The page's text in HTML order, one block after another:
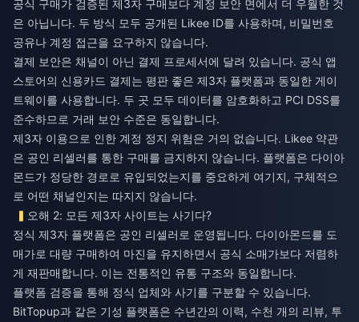
공식 구매가 검증된 제3자 구매보다 계정 보안 면에서 더 우월한 것
은 아닙니다. 두 방식 모두 공개된 Likee ID를 사용하며, 비밀번호
공유나 계정 접근을 요구하지 않습니다.
결제 보안은 채널이 아닌 결제 프로세서에 달려 있습니다. 공식 앱
스토어의 신용카드 결제는 평판 좋은 제3자 플랫폼과 동일한 게이
트웨이를 사용합니다. 두 곳 모두 데이터를 암호화하고 PCI DSS를
준수하므로 거래 보안 수준은 동일합니다.
제3자 이용으로 인한 계정 정지 위험은 거의 없습니다. Likee 약관
은 공인 리셀러를 통한 구매를 금지하지 않습니다. 플랫폼은 다이아
몬드가 정당한 경로로 유입되었는지를 중요하게 여기지, 구체적으
로 어떤 채널인지는 따지지 않습니다.
오해 2: 모든 제3자 사이트는 사기다?
정식 제3자 플랫폼은 공인 리셀러로 운영됩니다. 다이아몬드를 도
매가로 대량 구매하여 마진을 유지하면서 공식 소매가보다 저렴하
게 재판매합니다. 이는 전통적인 유통 구조와 동일합니다.
플랫폼 검증을 통해 정식 업체와 사기를 구분할 수 있습니다.
BitTopup과 같은 기성 플랫폼은 수년간의 이력, 수천 개의 리뷰, 투